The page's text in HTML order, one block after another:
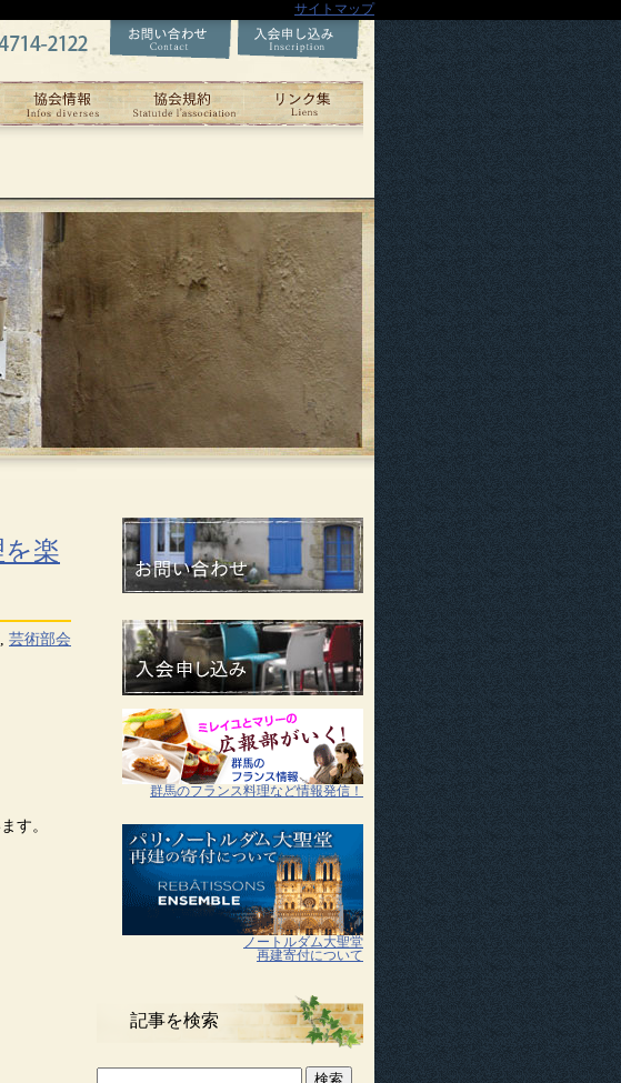
サイトマップ
楽
, 芸術部会
す。
群馬のフランス料理など情報発信！
ノートルダム大聖堂
再建寄付について
記事を検索
検